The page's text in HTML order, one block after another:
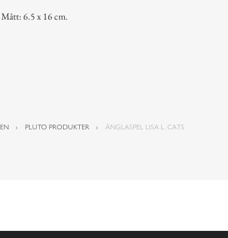
6.5 x 16 cm.
PLUTO PRODUKTER ÄNGLASPEL LISA L. CATS